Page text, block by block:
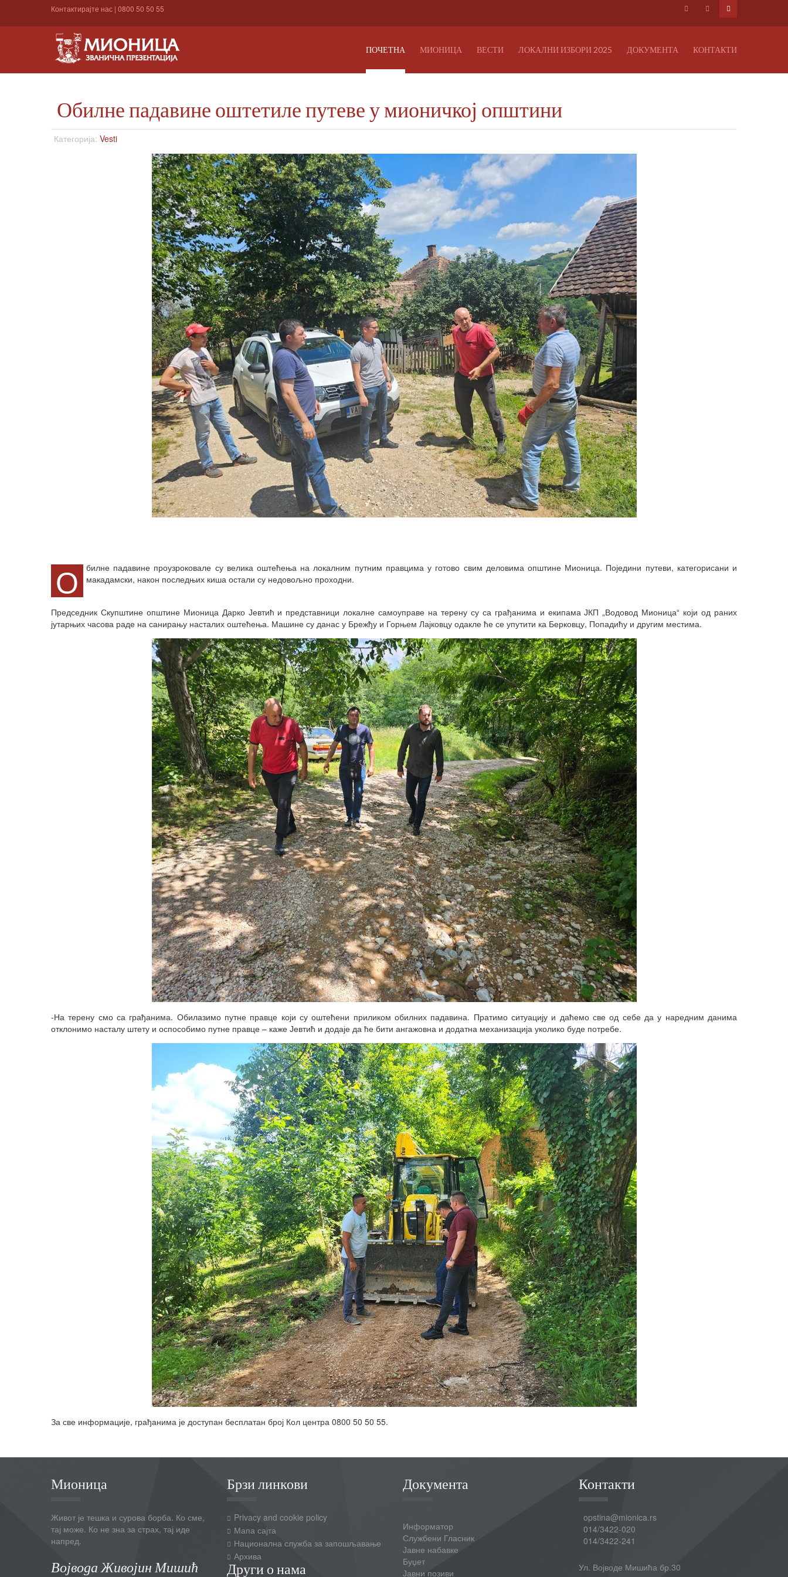
Контактирајте нас | 0800 50 50 55
ПОЧЕТНА МИОНИЦА ВЕСТИ ЛОКАЛНИ ИЗБОРИ 2025 ДОКУМЕНТА КОНТАКТИ
Обилне падавине оштетиле путеве у мионичкој општини
Категорија: Vesti
О
билне падавине проузроковале су велика оштећења на локалним путним правцима у готово свим деловима општине Мионица. Поједини путеви, категорисани и
макадамски, након последњих киша остали су недовољно проходни.
Председник Скупштине општине Мионица Дарко Јевтић и представници локалне самоуправе на терену су са грађанима и екипама ЈКП „Водовод Мионица“ који од раних
јутарњих часова раде на санирању насталих оштећења. Машине су данас у Брежђу и Горњем Лајковцу одакле ће се упутити ка Берковцу, Попадићу и другим местима.
-На терену смо са грађанима. Обилазимо путне правце који су оштећени приликом обилних падавина. Пратимо ситуацију и даћемо све од себе да у наредним данима
отклонимо насталу штету и оспособимо путне правце – каже Јевтић и додаје да ће бити ангажовна и додатна механизација уколико буде потребе.
За све информације, грађанима је доступан бесплатан број Кол центра 0800 50 50 55.
Мионица
Живот је тешка и сурова борба. Ко сме,
тај може. Ко не зна за страх, тај иде
напред.
Војвода Живојин Мишић
Брзи линкови
Privacy and cookie policy
Мапа сајта
Национална служба за запошљавање
Архива
Други о нама
Документа
Информатор
Службени Гласник
Јавне набавке
Буџет
Јавни позиви
Контакти
opstina@mionica.rs
014/3422-020
014/3422-241
Ул. Војводе Мишића бр.30